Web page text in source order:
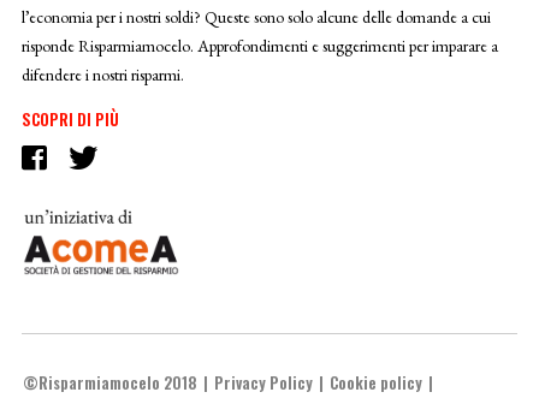
l’economia per i nostri soldi? Queste sono solo alcune delle domande a cui
risponde Risparmiamocelo. Approfondimenti e suggerimenti per imparare a
difendere i nostri risparmi.
SCOPRI DI PIÙ
©Risparmiamocelo 2018 Privacy Policy
Cookie policy